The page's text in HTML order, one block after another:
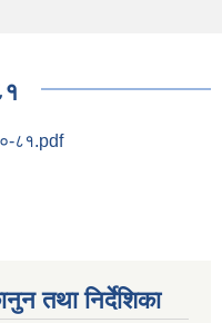
८१.pdf
तथा निर्देशिका